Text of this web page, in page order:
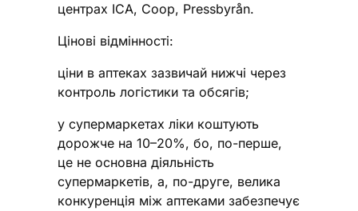
центрах ICA, Coop, Pressbyrån.
Цінові відмінності:
ціни в аптеках зазвичай нижчі через
контроль логістики та обсягів;
у супермаркетах ліки коштують
дорожче на 10–20%, бо, по-перше,
це не основна діяльність
супермаркетів, а, по-друге, велика
конкуренція між аптеками забезпечує